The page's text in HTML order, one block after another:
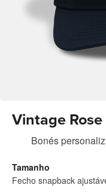
Vintage
Bonés
Tamanho
Fecho snapback